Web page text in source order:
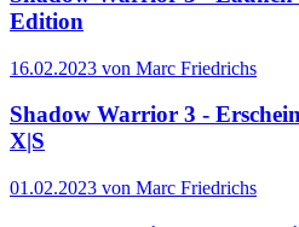
Edition
16.02.2023 von Marc Friedrichs
Shadow Warrior 3 -
X|S
01.02.2023 von Marc Friedrichs